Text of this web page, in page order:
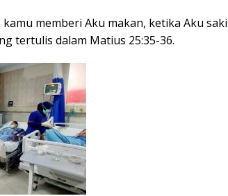
memberi Aku makan, ketika Aku
tertulis dalam Matius 25:35-36.